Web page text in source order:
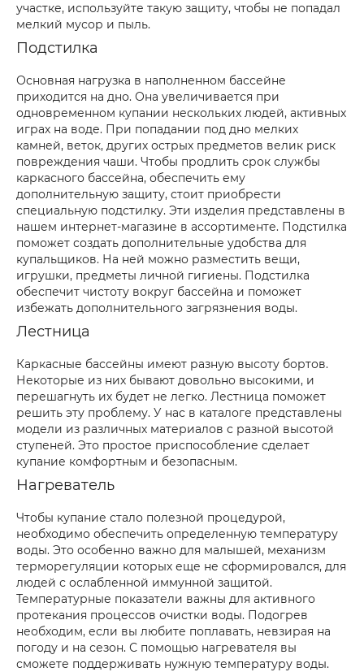
участке, используйте такую защиту, чтобы не попадал
мелкий мусор и пыль.
Подстилка
Основная нагрузка в наполненном бассейне
приходится на дно. Она увеличивается при
одновременном купании нескольких людей, активных
играх на воде. При попадании под дно мелких
камней, веток, других острых предметов велик риск
повреждения чаши. Чтобы продлить срок службы
каркасного бассейна, обеспечить ему
дополнительную защиту, стоит приобрести
специальную подстилку. Эти изделия представлены в
нашем интернет-магазине в ассортименте. Подстилка
поможет создать дополнительные удобства для
купальщиков. На ней можно разместить вещи,
игрушки, предметы личной гигиены. Подстилка
обеспечит чистоту вокруг бассейна и поможет
избежать дополнительного загрязнения воды.
Лестница
Каркасные бассейны имеют разную высоту бортов.
Некоторые из них бывают довольно высокими, и
перешагнуть их будет не легко. Лестница поможет
решить эту проблему. У нас в каталоге представлены
модели из различных материалов с разной высотой
ступеней. Это простое приспособление сделает
купание комфортным и безопасным.
Нагреватель
Чтобы купание стало полезной процедурой,
необходимо обеспечить определенную температуру
воды. Это особенно важно для малышей, механизм
терморегуляции которых еще не сформировался, для
людей с ослабленной иммунной защитой.
Температурные показатели важны для активного
протекания процессов очистки воды. Подогрев
необходим, если вы любите поплавать, невзирая на
погоду и на сезон. С помощью нагревателя вы
сможете поддерживать нужную температуру воды.